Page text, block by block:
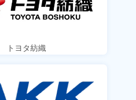
トヨタ紡織